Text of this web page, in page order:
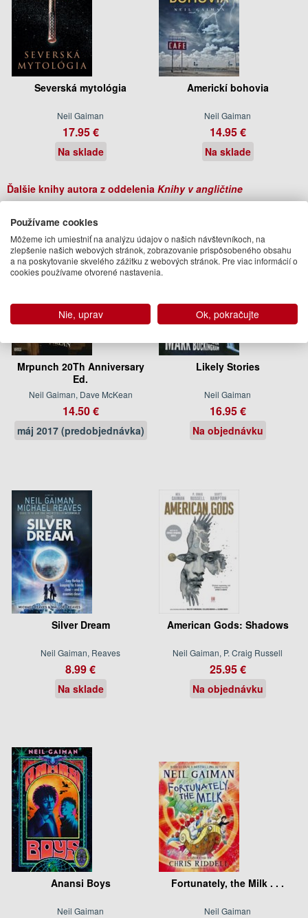
Severská mytológia
Neil Gaiman
17.95 €
Na sklade
Americkí bohovia
Neil Gaiman
14.95 €
Na sklade
Ďalšie knihy autora z oddelenia Knihy v angličtine
Mrpunch 20Th Anniversary
Ed.
Neil Gaiman, Dave McKean
14.50 €
máj 2017 (predobjednávka)
Likely Stories
Neil Gaiman
16.95 €
Na objednávku
Silver Dream
Neil Gaiman, Reaves
8.99 €
Na sklade
American Gods: Shadows
Neil Gaiman, P. Craig Russell
25.95 €
Na objednávku
Anansi Boys
Neil Gaiman
Fortunately, the Milk . . .
Neil Gaiman
Používame cookies
Môžeme ich umiestniť na analýzu údajov o našich návštevníkoch, na
zlepšenie našich webových stránok, zobrazovanie prispôsobeného obsahu
a na poskytovanie skvelého zážitku z webových stránok. Pre viac informácií o
cookies používame otvorené nastavenia.
Nie, uprav Ok, pokračujte